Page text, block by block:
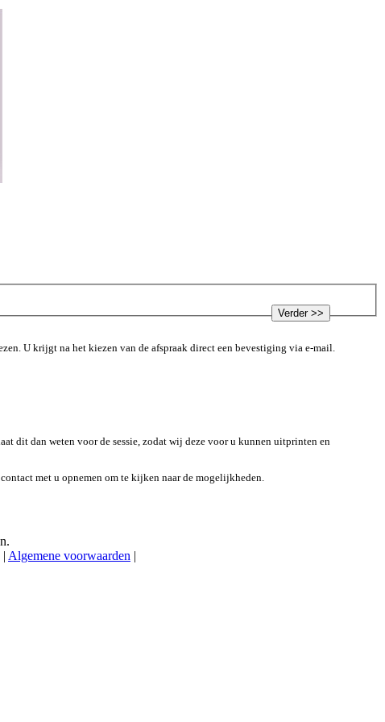
U krijgt na het kiezen van de afspraak direct een bevestiging via e-mail.
dit dan weten voor de sessie, zodat wij deze voor u kunnen uitprinten en
met u opnemen om te kijken naar de mogelijkheden.
Algemene voorwaarden |